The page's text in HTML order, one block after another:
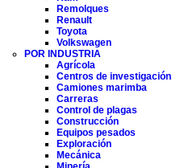
Remolques
Renault
Toyota
Volkswagen
POR INDUSTRIA
Agrícola
Centros de investigación
Camiones marimba
Carreras
Control de plagas
Construcción
Equipos pesados
Exploración
Mecánica